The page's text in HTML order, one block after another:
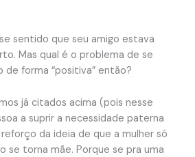
sentido que seu amigo estava
Mas qual é o problema de se
de forma “positiva” então?
já citados acima (pois nesse
a suprir a necessidade paterna
da ideia de que a mulher só
se torna mãe. Porque se pra uma